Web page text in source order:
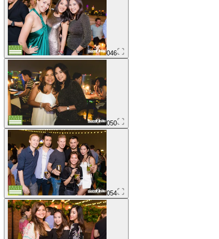
046
050
054